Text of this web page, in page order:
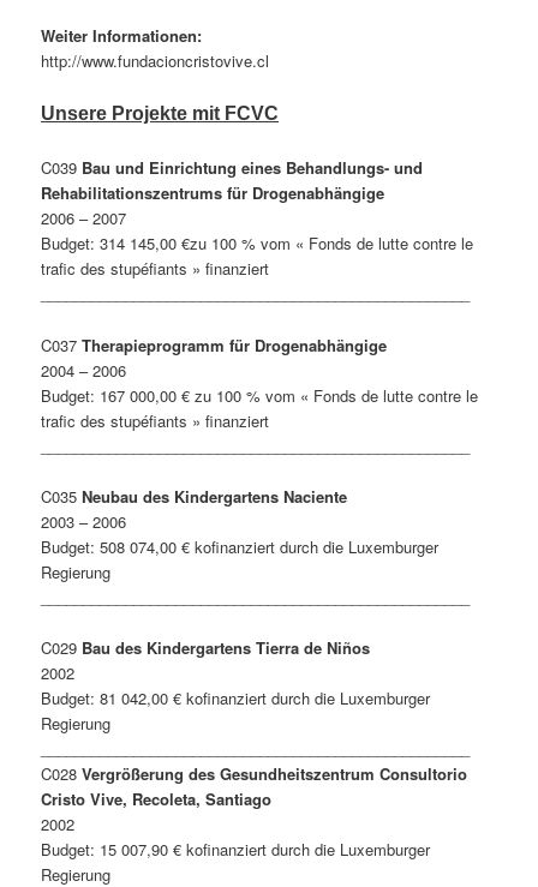
Weiter Informationen:
http://www.fundacioncristovive.cl
Unsere Projekte mit FCVC
C039 Bau und Einrichtung eines Behandlungs- und
Rehabilitationszentrums für Drogenabhängige
2006 – 2007
Budget: 314 145,00 €zu 100 % vom « Fonds de lutte contre le
trafic des stupéfiants » finanziert
C037Therapieprogramm für Drogenabhängige
2004 – 2006
Budget: 167 000,00 € zu 100 % vom « Fonds de lutte contre le
trafic des stupéfiants » finanziert
C035Neubau des Kindergartens Naciente
2003 – 2006
Budget: 508 074,00 € kofinanziert durch die Luxemburger
Regierung
C029 Bau des Kindergartens Tierra de Niños
2002
Budget: 81 042,00 € kofinanziert durch die Luxemburger
Regierung
C028Vergrößerung des Gesundheitszentrum Consultorio
Cristo Vive, Recoleta, Santiago
2002
Budget: 15 007,90 € kofinanziert durch die Luxemburger
Regierung